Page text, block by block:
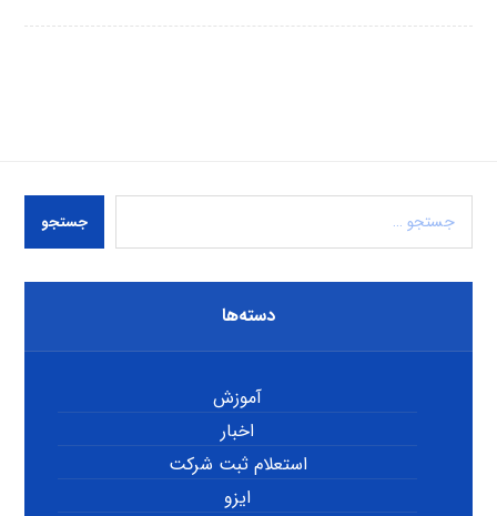
جستجو
دسته‌ها
آموزش
اخبار
استعلام ثبت شرکت
ایزو